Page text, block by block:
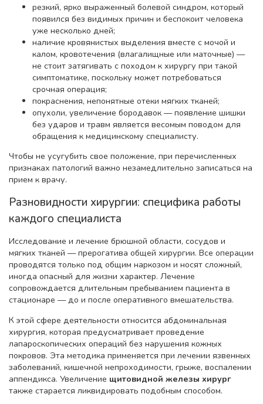
резкий, ярко выраженный болевой синдром, который
появился без видимых причин и беспокоит человека
уже несколько дней;
наличие кровянистых выделения вместе с мочой и
калом, кровотечения (влагалищные или маточные) —
не стоит затягивать с походом к хирургу при такой
симптоматике, поскольку может потребоваться
срочная операция;
покраснения, непонятные отеки мягких тканей;
опухоли, увеличение бородавок — появление шишки
без ударов и травм является весомым поводом для
обращения к медицинскому специалисту.
Чтобы не усугубить свое положение, при перечисленных
признаках патологий важно незамедлительно записаться на
прием к врачу.
Разновидности хирургии: специфика работы
каждого специалиста
Исследование и лечение брюшной области, сосудов и
мягких тканей — прерогатива общей хирургии. Все операции
проводятся только под общим наркозом и носят сложный,
иногда опасный для жизни характер. Лечение
сопровождается длительным пребыванием пациента в
стационаре — до и после оперативного вмешательства.
К этой сфере деятельности относится абдоминальная
хирургия, которая предусматривает проведение
лапароскопических операций без нарушения кожных
покровов. Эта методика применяется при лечении язвенных
заболеваний, кишечной непроходимости, грыже, воспалении
аппендикса. Увеличение щитовидной железы хирург
также старается ликвидировать подобным способом.